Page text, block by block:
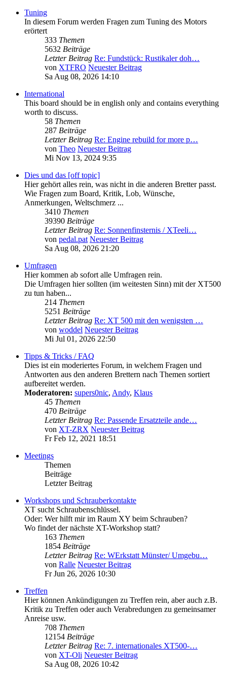
Tuning
In diesem Forum werden Fragen zum Tuning des Motors
erörtert
333 Themen
5632 Beiträge
Letzter Beitrag Re: Fundstück: Rustikaler doh…
von XTFRO Neuester Beitrag
Sa Aug 08, 2026 14:10
International
This board should be in english only and contains everything
worth to discuss.
58 Themen
287 Beiträge
Letzter Beitrag Re: Engine rebuild for more p…
von Theo Neuester Beitrag
Mi Nov 13, 2024 9:35
Dies und das [off topic]
Hier gehört alles rein, was nicht in die anderen Bretter passt.
Wie Fragen zum Board, Kritik, Lob, Wünsche,
Anmerkungen, Weltschmerz ...
3410 Themen
39390 Beiträge
Letzter Beitrag Re: Sonnenfinsternis / XTeeli…
von pedal.pat Neuester Beitrag
Sa Aug 08, 2026 21:20
Umfragen
Hier kommen ab sofort alle Umfragen rein.
Die Umfragen hier sollten (im weitesten Sinn) mit der XT500
zu tun haben...
214 Themen
5251 Beiträge
Letzter Beitrag Re: XT 500 mit den wenigsten …
von woddel Neuester Beitrag
Mi Jul 01, 2026 22:50
Tipps & Tricks / FAQ
Dies ist ein moderiertes Forum, in welchem Fragen und
Antworten aus den anderen Brettern nach Themen sortiert
aufbereitet werden.
Moderatoren: supers0nic, Andy, Klaus
45 Themen
470 Beiträge
Letzter Beitrag Re: Passende Ersatzteile ande…
von XT-ZRX Neuester Beitrag
Fr Feb 12, 2021 18:51
Meetings
Themen
Beiträge
Letzter Beitrag
Workshops und Schrauberkontakte
XT sucht Schraubenschlüssel.
Oder: Wer hilft mir im Raum XY beim Schrauben?
Wo findet der nächste XT-Workshop statt?
163 Themen
1854 Beiträge
Letzter Beitrag Re: WErkstatt Münster/ Umgebu…
von Ralle Neuester Beitrag
Fr Jun 26, 2026 10:30
Treffen
Hier können Ankündigungen zu Treffen rein, aber auch z.B.
Kritik zu Treffen oder auch Verabredungen zu gemeinsamer
Anreise usw.
708 Themen
12154 Beiträge
Letzter Beitrag Re: 7. internationales XT500-…
von XT-Oli Neuester Beitrag
Sa Aug 08, 2026 10:42